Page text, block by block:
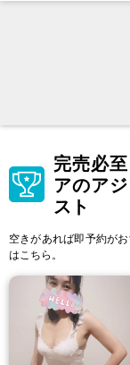
完売必
アのア
スト
空きがあれば即予約が
はこちら。